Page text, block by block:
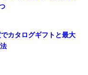
カタログギフトと最大